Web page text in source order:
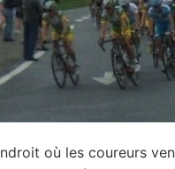
où les coureurs